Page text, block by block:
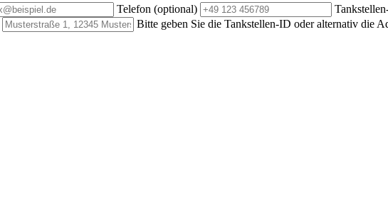
Telefon (optional)
Bitte geben Sie die Tankstellen-ID oder alternativ die